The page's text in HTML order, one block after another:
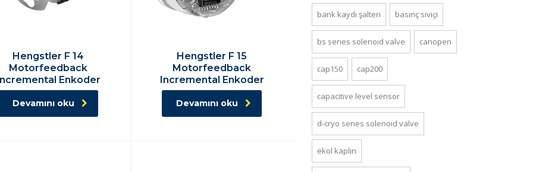
Hengstler F 14
Motorfeedback
Enkoder
Devamını oku
Hengstler F 15
Motorfeedback
Incremental Enkoder
Devamını oku
bank kaydı şalteri basınç siviçi
bs series solenoid valve canopen
cap150 cap200
capacitive level sensor
d-cryo series solenoid valve
ekol kaplin